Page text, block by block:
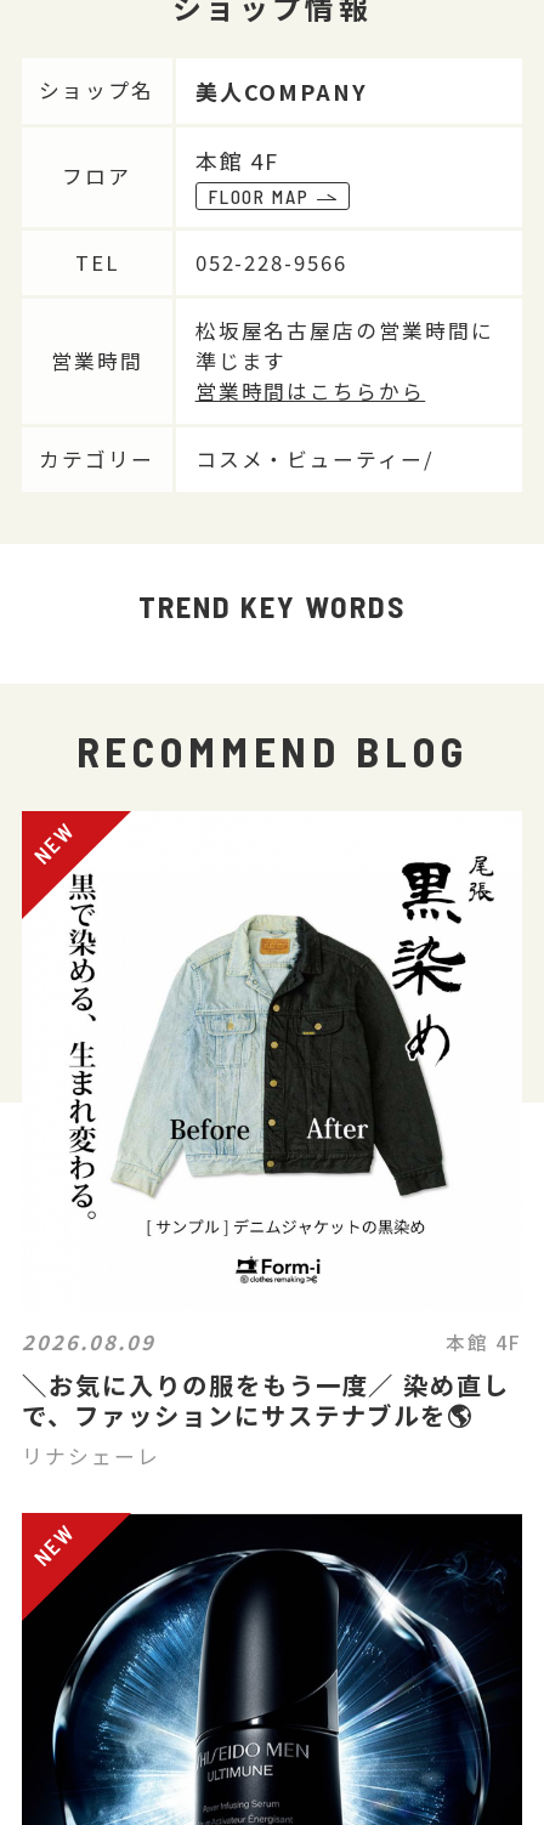
ショップ名 美人COMPANY
フロア
本館 4F
FLOOR MAP
TEL 052-228-9566
営業時間
松坂屋名古屋店の営業時間に
準じます
営業時間はこちらから
カテゴリー コスメ・ビューティー/
TREND KEY WORDS
RECOMMEND BLOG
2026.08.09 本館 4F
＼お気に入りの服をもう一度／ 染め直し
で、ファッションにサステナブルを🌎
リナシェーレ